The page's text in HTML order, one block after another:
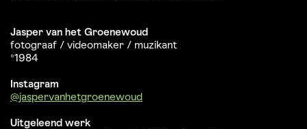
Jasper van het Groenewoud
fotograaf / videomaker / muzikant
°1984
Instagram
@jaspervanhetgroenewoud
Uitgeleend werk